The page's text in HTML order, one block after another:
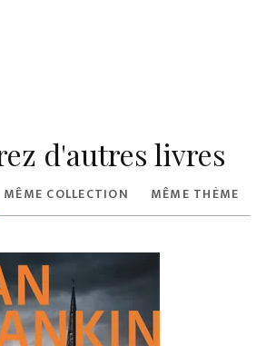
d'autres livres
MÊME COLLECTION MÊME THÈME